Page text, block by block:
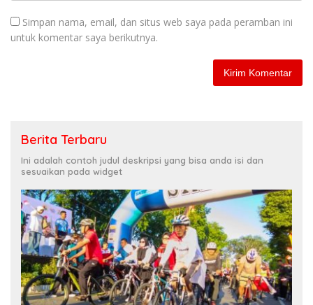
Simpan nama, email, dan situs web saya pada peramban ini
untuk komentar saya berikutnya.
Berita Terbaru
Ini adalah contoh judul deskripsi yang bisa anda isi dan
sesuaikan pada widget